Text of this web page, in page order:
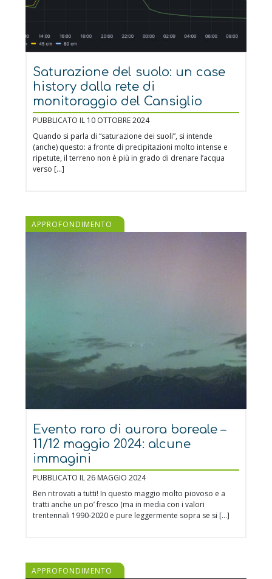
Saturazione del suolo: un case
history dalla rete di
monitoraggio del Cansiglio
PUBBLICATO IL 10 OTTOBRE 2024
Quando si parla di “saturazione dei suoli”, si intende
(anche) questo: a fronte di precipitazioni molto intense e
ripetute, il terreno non è più in grado di drenare l’acqua
verso […]
APPROFONDIMENTO
Evento raro di aurora boreale –
11/12 maggio 2024: alcune
immagini
PUBBLICATO IL 26 MAGGIO 2024
Ben ritrovati a tutti! In questo maggio molto piovoso e a
tratti anche un po’ fresco (ma in media con i valori
trentennali 1990-2020 e pure leggermente sopra se si […]
APPROFONDIMENTO